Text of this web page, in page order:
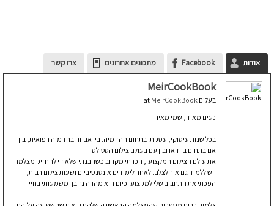
אודות Facebook מתכונים אחרונים צרו קשר
MeirCookBook
בעלים MeirCookBook
נעים מאוד, שמי מאיר
בכל שנות עיסוקי, עסקתי בתחום ההדמיה. בין אם זה בהדמיה רפואית, בין
אם בתחום בוידאו ובין עם בעולם צילום הסטילס
את עולם הצילום המקצועי, הכרתי מקרוב כשהבנתי שלא די להחזיק מצלמה
ויש ללמוד גם איך לצלם. לאחר לימודים אינטנסיביים ושעות צילום רבות,
הפכתי את התחביב שלי למקצוע וכיום הוא מהווה נדבך משמעותי בחיי